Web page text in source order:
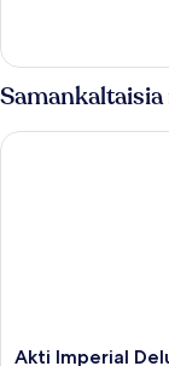
Akti
Akti Imperial
Akti Imperial